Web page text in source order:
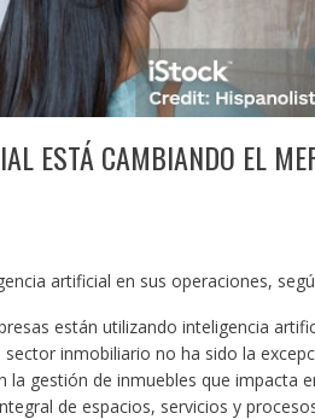
ESTÁ CAMBIANDO EL
artificial en sus operaciones,
están utilizando inteligencia
inmobiliario no ha sido la
gestión de inmuebles que impacta
de espacios, servicios y